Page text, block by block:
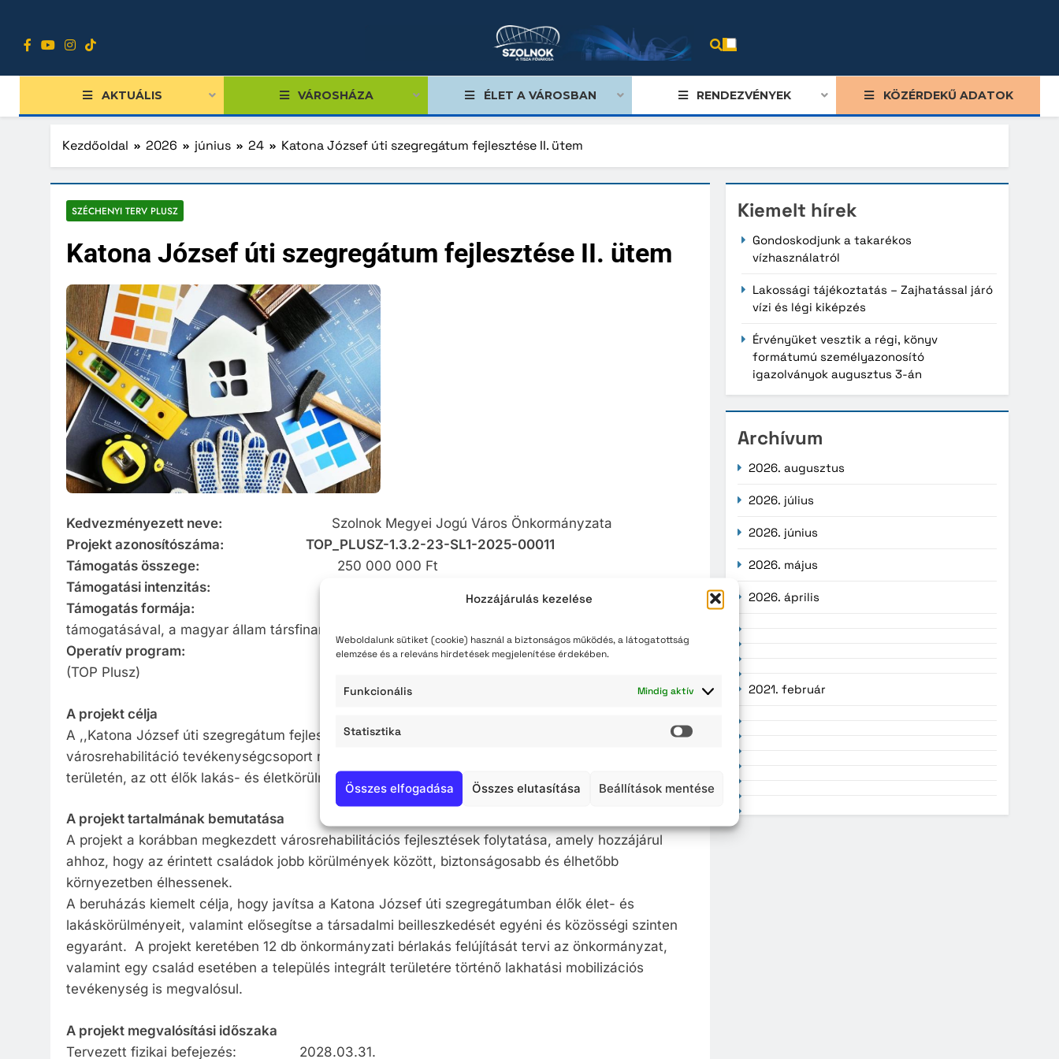
Hozzájárulás kezelése
Weboldalunk sütiket (cookie) használ a biztonságos működés, a látogatottság
elemzése és a releváns hirdetések megjelenítése érdekében.
Funkcionális Mindig aktív
Statisztika
Statisztika
Összes elfogadása Összes elutasítása Beállítások mentése
tartalomra
AKTUÁLIS VÁROSHÁZA
Bizottságok
Nemzetiségi önkormányzatok
Diákpolgármester
Programok, stratégiák, koncepciók
Közzétételi lista
Közbeszerzés
ÉLET A VÁROSBAN RENDEZVÉNYEK KÖZÉRDEKŰ ADATOK
Kezdőoldal 2026 június 24 Katona József úti szegregátum fejlesztése II. ütem
SZÉCHENYI TERV PLUSZ
Katona József úti szegregátum fejlesztése II. ütem
Kedvezményezett neve:
Szolnok Megyei Jogú Város Önkormányzata
Projekt azonosítószáma: TOP_PLUSZ-1.3.2-23-SL1-2025-00011
Támogatás összege: 250 000 000 Ft
Támogatási intenzitás: 100%
Támogatás formája: vissza nem térítendő támogatás, az Európai Unió
támogatásával, a magyar állam társfinanszírozásával
Operatív program: Terület- és Településfejlesztési Operatív Program Plusz
(TOP Plusz)
A projekt célja
A ,,Katona József úti szegregátum fejlesztése II. ütem” című projekt célja a szociális célú
városrehabilitáció tevékenységcsoport megvalósítása érdekében a Katona úti szegregátum
területén, az ott élők lakás- és életkörülményeinek fejlesztése.
A projekt tartalmának bemutatása
A projekt a korábban megkezdett városrehabilitációs fejlesztések folytatása, amely hozzájárul
ahhoz, hogy az érintett családok jobb körülmények között, biztonságosabb és élhetőbb
környezetben élhessenek.
A beruházás kiemelt célja, hogy javítsa a Katona József úti szegregátumban élők élet- és
lakáskörülményeit, valamint elősegítse a társadalmi beilleszkedését egyéni és közösségi szinten
egyaránt. A projekt keretében 12 db önkormányzati bérlakás felújítását tervi az önkormányzat,
valamint egy család esetében a település integrált területére történő lakhatási mobilizációs
tevékenység is megvalósul.
A projekt megvalósítási időszaka
Tervezett fizikai befejezés: 2028.03.31.
Kiemelt hírek
Gondoskodjunk a takarékos
vízhasználatról
Lakossági tájékoztatás – Zajhatással járó
vízi és légi kiképzés
Érvényüket vesztik a régi, könyv
formátumú személyazonosító
igazolványok augusztus 3-án
Archívum
2026. augusztus
2026. július
2026. június
2026. május
2026. április
2021. február